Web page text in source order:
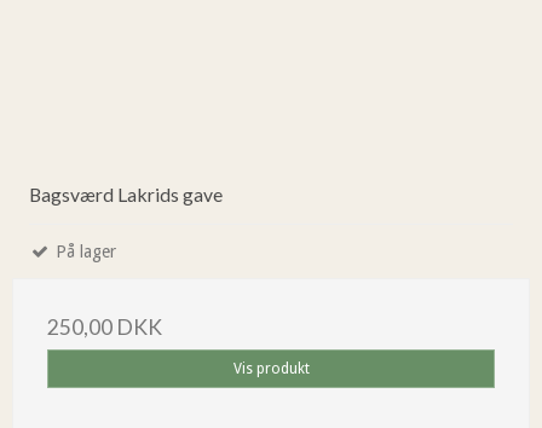
Bagsværd Lakrids gave
På lager
250,00 DKK
Vis produkt